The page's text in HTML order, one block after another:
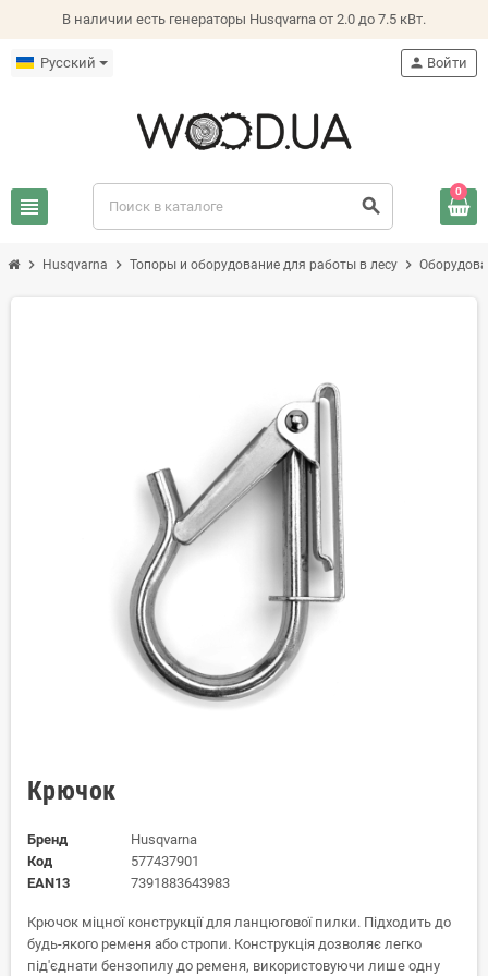
В наличии есть генераторы Husqvarna от 2.0 до 7.5 кВт.
Русский
view_headline search
person Войти
0
chevron_right Husqvarna chevron_right Топоры и оборудование для работы в лесу chevron_right
Крючок
Бренд
Husqvarna
Код
577437901
EAN13
7391883643983
Крючок міцної конструкції для ланцюгової пилки. Підходить до
будь-якого ременя або стропи. Конструкція дозволяє легко
під'єднати бензопилу до ременя, використовуючи лише одну